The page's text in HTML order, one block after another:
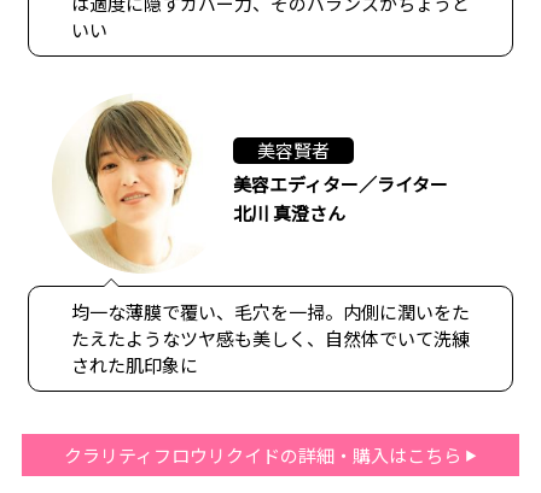
いい
美容賢者
美容エディター／ライター
北川 真澄さん
均一な薄膜で覆い、毛穴を一掃。内側に潤いをた
たえたようなツヤ感も美しく、自然体でいて洗練
された肌印象に
クラリティフロウリクイドの詳細・購入はこちら